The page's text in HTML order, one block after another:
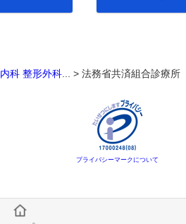
内科 整形外科 ... > 法務省共済組合診療所
プライバシーマークについて